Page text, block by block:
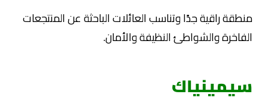
منطقة راقية جدًا وتناسب العائلات الباحثة عن المنتجعات
الفاخرة والشواطئ النظيفة والأمان.
سيمينياك